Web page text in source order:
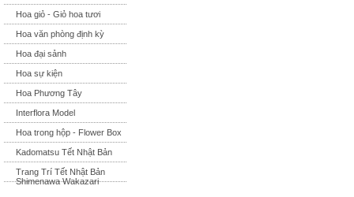
Hoa giỏ - Giỏ hoa tươi
Hoa văn phòng định kỳ
Hoa đại sảnh
Hoa sự kiện
Hoa Phương Tây
Interflora Model
Hoa trong hộp - Flower Box
Kadomatsu Tết Nhật Bản
Trang Trí Tết Nhật Bản
Shimenawa Wakazari